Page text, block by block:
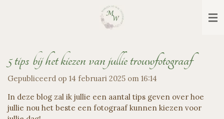
hoofdinhoud
5 tips bij het kiezen van jullie trouwfotograaf
Gepubliceerd op 14 februari 2025 om 16:14
In deze blog zal ik jullie een aantal tips geven over hoe
jullie nou het beste een fotograaf kunnen kiezen voor